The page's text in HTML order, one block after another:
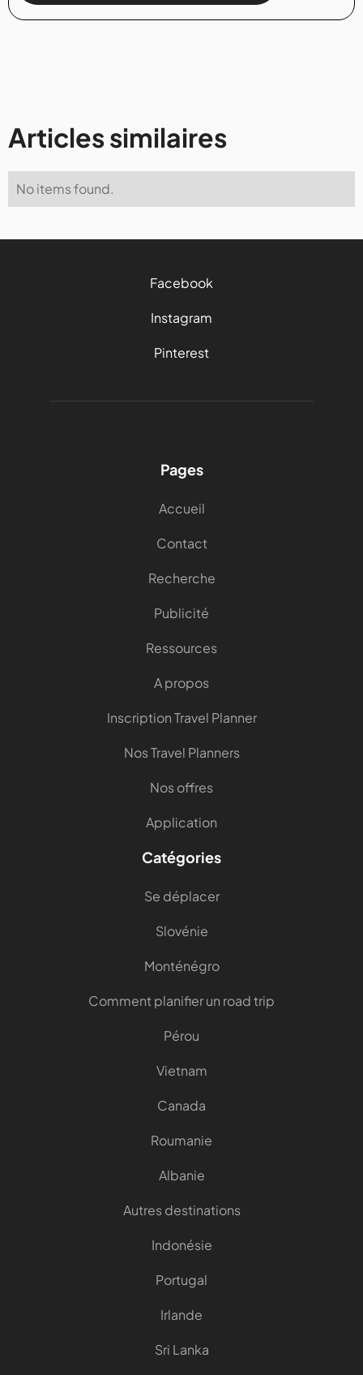
Articles similaires
No items found.
Facebook
Instagram
Pinterest
Pages
Accueil
Contact
Recherche
Publicité
Ressources
A propos
Inscription Travel Planner
Nos Travel Planners
Nos offres
Application
Catégories
Se déplacer
Slovénie
Monténégro
Comment planifier un road trip
Pérou
Vietnam
Canada
Roumanie
Albanie
Autres destinations
Indonésie
Portugal
Irlande
Sri Lanka